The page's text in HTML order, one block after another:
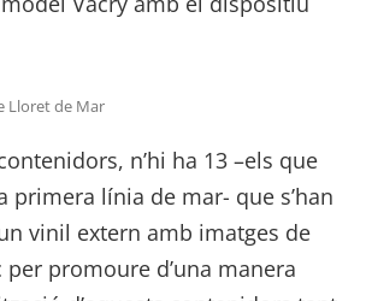
Lloret de Mar
n’hi ha 13 –els que
primera línia de mar- que s’han
vinil extern amb imatges de
promoure d’una manera